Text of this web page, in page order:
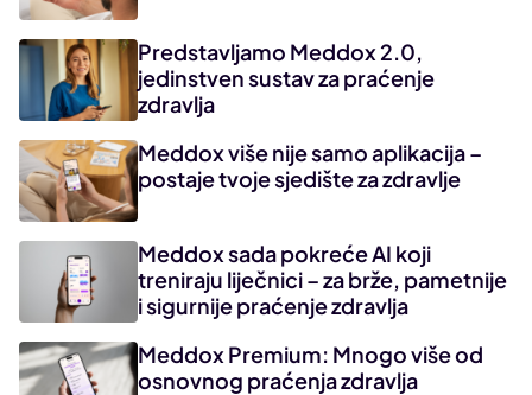
Predstavljamo Meddox 2.0,
jedinstven sustav za praćenje
zdravlja
Meddox više nije samo aplikacija –
postaje tvoje sjedište za zdravlje
Meddox sada pokreće AI koji
treniraju liječnici – za brže, pametnije
i sigurnije praćenje zdravlja
Meddox Premium: Mnogo više od
osnovnog praćenja zdravlja